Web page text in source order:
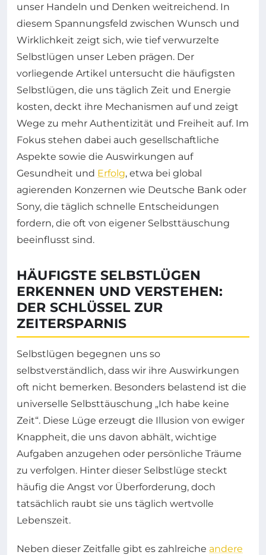
unser Handeln und Denken weitreichend. In
diesem Spannungsfeld zwischen Wunsch und
Wirklichkeit zeigt sich, wie tief verwurzelte
Selbstlügen unser Leben prägen. Der
vorliegende Artikel untersucht die häufigsten
Selbstlügen, die uns täglich Zeit und Energie
kosten, deckt ihre Mechanismen auf und zeigt
Wege zu mehr Authentizität und Freiheit auf. Im
Fokus stehen dabei auch gesellschaftliche
Aspekte sowie die Auswirkungen auf
Gesundheit und Erfolg, etwa bei global
agierenden Konzernen wie Deutsche Bank oder
Sony, die täglich schnelle Entscheidungen
fordern, die oft von eigener Selbsttäuschung
beeinflusst sind.
HÄUFIGSTE SELBSTLÜGEN
ERKENNEN UND VERSTEHEN:
DER SCHLÜSSEL ZUR
ZEITERSPARNIS
Selbstlügen begegnen uns so
selbstverständlich, dass wir ihre Auswirkungen
oft nicht bemerken. Besonders belastend ist die
universelle Selbsttäuschung „Ich habe keine
Zeit“. Diese Lüge erzeugt die Illusion von ewiger
Knappheit, die uns davon abhält, wichtige
Aufgaben anzugehen oder persönliche Träume
zu verfolgen. Hinter dieser Selbstlüge steckt
häufig die Angst vor Überforderung, doch
tatsächlich raubt sie uns täglich wertvolle
Lebenszeit.
Neben dieser Zeitfalle gibt es zahlreiche andere